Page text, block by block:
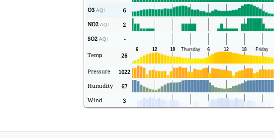
O3 AQI 6
NO2 AQI 2
SO2 AQI -
Temp 26
Pressure 1022
Humidity
67
Wind
3